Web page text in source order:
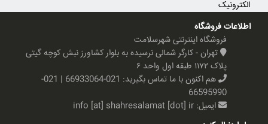
اطلاعات فروشگاه
فروشگاه اینترنتی شهرسلامت
تهران - کارگر شمالی نرسیده به بلوار کشاورز نبش کوچه گیتی
پلاک ۱۱۷۲ طبقه اول واحد ۶
هم اکنون با ما تماس بگیرید:
021-66933064 | 021-
66595990
ایمیل: info [at] shahresalamat [dot] ir